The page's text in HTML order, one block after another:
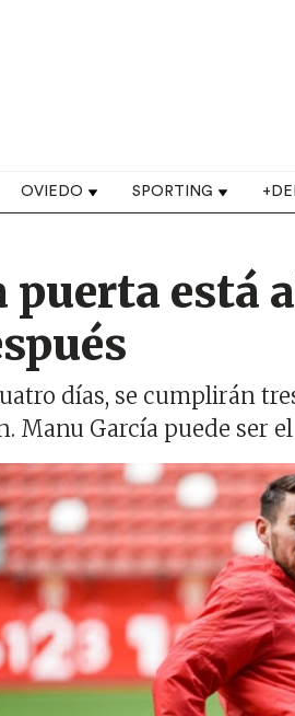
Top navigation
OVIEDO SPORTING
puerta está
días, se cumplirán
Manu García puede ser